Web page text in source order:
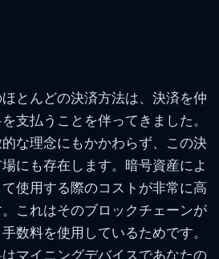
とんどの決済方法は、決済を仲
支払うことを伴ってきました。
な理念にもかかわらず、この決
にも存在します。暗号資産によ
使用する際のコストが非常に高
これはそのブロックチェーンが
数料を使用しているためです。
マイニングデバイスであなたの